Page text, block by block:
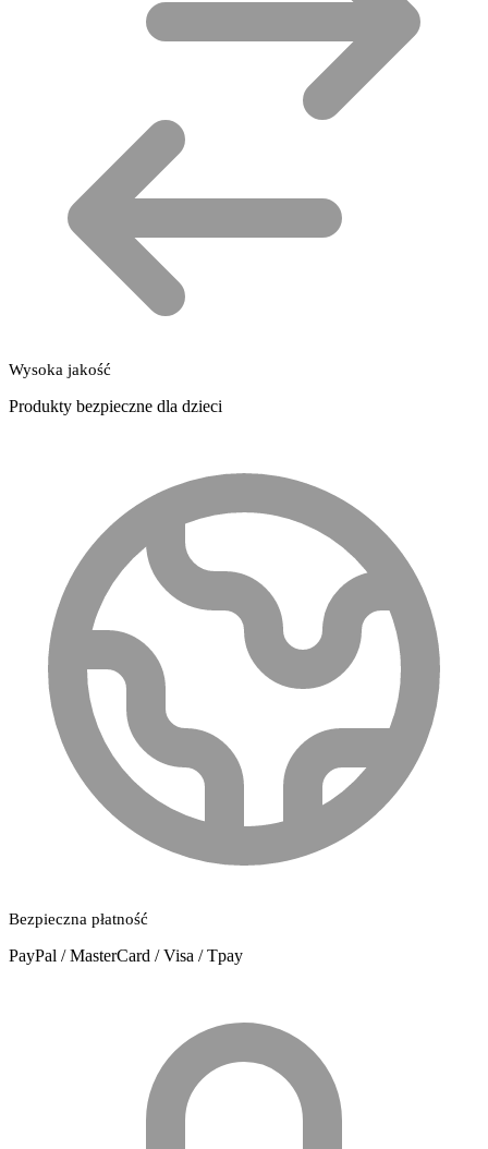
Wysoka jakość
Produkty bezpieczne dla dzieci
Bezpieczna płatność
PayPal / MasterCard / Visa / Tpay